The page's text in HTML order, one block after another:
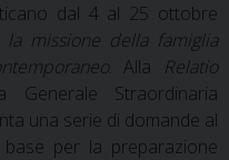
dal 4 al 25 ottobre
la missione della famiglia
. Alla Relatio
Generale Straordinaria
una serie di domande al
per la preparazione